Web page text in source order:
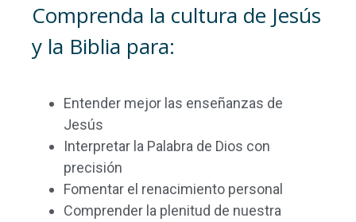
Comprenda la cultura de Jesús
y la Biblia para:
Entender mejor las enseñanzas de
Jesús
Interpretar la Palabra de Dios con
precisión
Fomentar el renacimiento personal
Comprender la plenitud de nuestra